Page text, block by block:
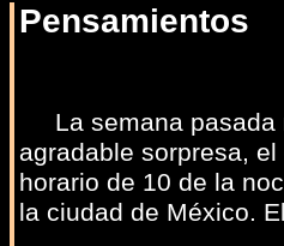
Pensamientos
La semana pasada
agradable sorpresa,
horario de 10 de la
la ciudad de México.